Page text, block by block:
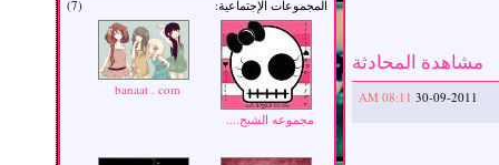
مشاهدة المحادثة
30-09-2011
08:11 AM
(7) المجموعات الإجتماعية:
مجموعه الشبح....
banaat . com